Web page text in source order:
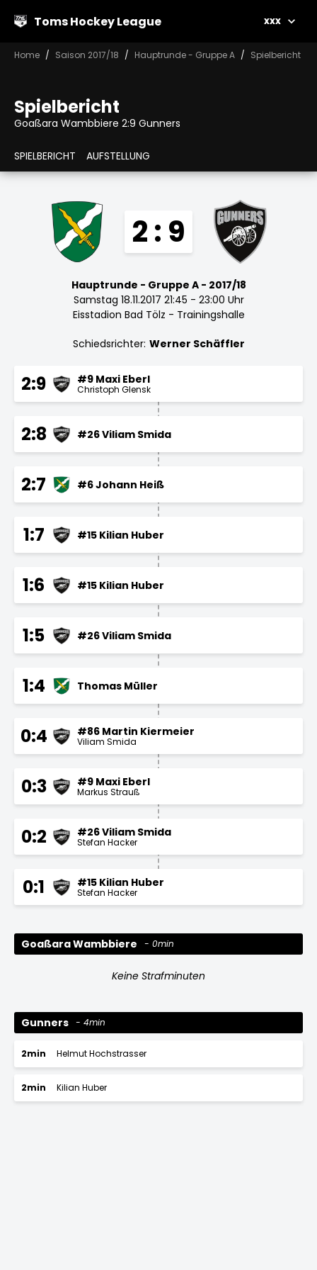
Toms Hockey League xxx
Home Saison 2017/18 Hauptrunde - Gruppe A Spielbericht
Spielbericht
Goaßara Wambbiere 2:9 Gunners
SPIELBERICHT AUFSTELLUNG
2 : 9
Hauptrunde - Gruppe A - 2017/18
Samstag 18.11.2017 21:45 - 23:00 Uhr
Eisstadion Bad Tölz - Trainingshalle
Schiedsrichter: Werner Schäffler
2:9 #9 Maxi Eberl
Christoph Glensk
2:8 #26 Viliam Smida
2:7 #6 Johann Heiß
1:7 #15 Kilian Huber
1:6 #15 Kilian Huber
1:5 #26 Viliam Smida
1:4 Thomas Müller
0:4 #86 Martin Kiermeier
Viliam Smida
0:3 #9 Maxi Eberl
Markus Strauß
0:2 #26 Viliam Smida
Stefan Hacker
0:1 #15 Kilian Huber
Stefan Hacker
Goaßara Wambbiere 0min
Keine Strafminuten
Gunners 4min
2min Helmut Hochstrasser
2min Kilian Huber